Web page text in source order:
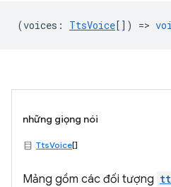
(voices : TtsVoice[]) =>
những giọng nói
TtsVoice[]
Mảng gồm các đối tượng